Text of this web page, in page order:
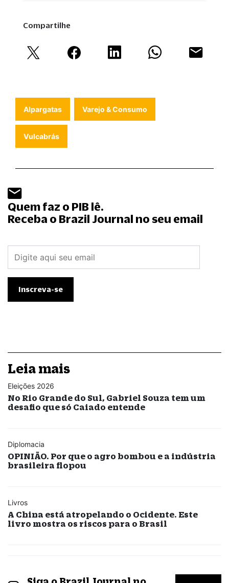
Compartilhe
Alpargatas Varejo & Consumo
Vulcabrás
Quem faz o PIB lê.
Receba o Brazil Journal no seu email
Leia mais
Eleições 2026
No Rio Grande do Sul, Gabriel Souza tem um
desafio que só Caiado entende
Diplomacia
OPINIÃO. Por que o agro bombou e a indústria
brasileira flopou
Livros
A China está atropelando o Ocidente. Este
livro mostra os riscos para o Brasil